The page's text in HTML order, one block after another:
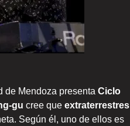
de Mendoza presenta Ciclo
gu cree que extraterrestres
Según él, uno de ellos es